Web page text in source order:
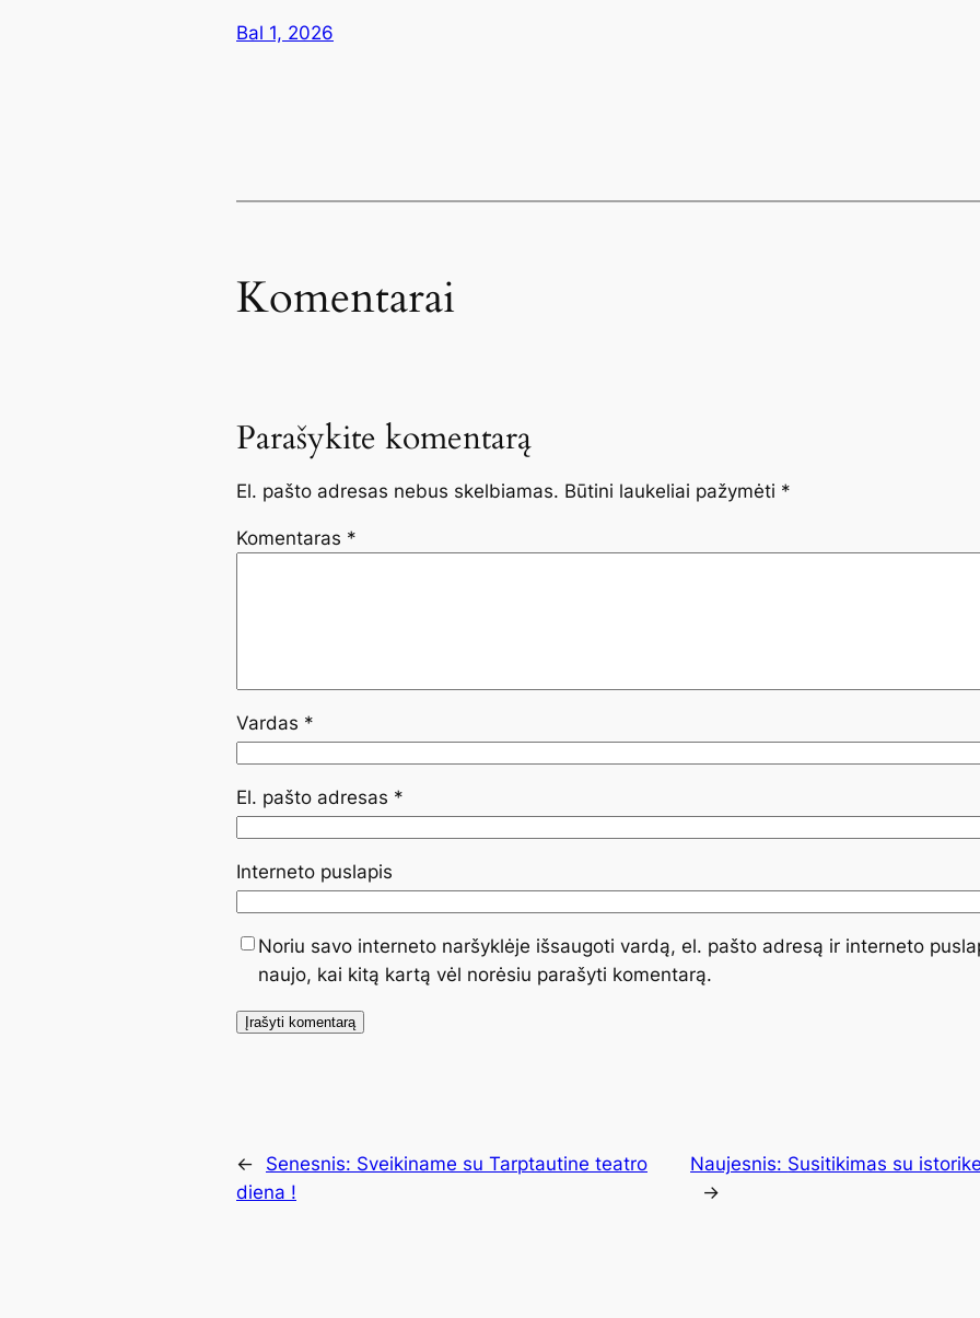
Bal 1, 2026
Komentarai
Parašykite komentarą
El. pašto adresas nebus skelbiamas. Būtini laukeliai pažymėti *
Komentaras *
Vardas *
El. pašto adresas *
Interneto puslapis
Noriu savo interneto naršyklėje išsaugoti vardą, el. pašto adresą ir interneto
naujo, kai kitą kartą vėl norėsiu parašyti komentarą.
← Senesnis: Sveikiname su Tarptautine teatro
diena !
Naujesnis: Susitikimas su
→